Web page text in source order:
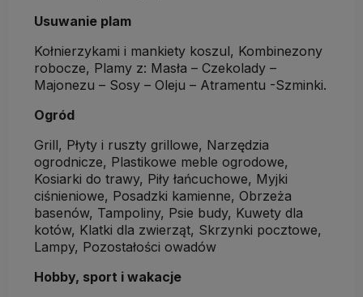
Usuwanie plam
Kołnierzykami i mankiety koszul, Kombinezony
robocze, Plamy z: Masła – Czekolady –
Majonezu – Sosy – Oleju – Atramentu -Szminki.
Ogród
Grill, Płyty i ruszty grillowe, Narzędzia
ogrodnicze, Plastikowe meble ogrodowe,
Kosiarki do trawy, Piły łańcuchowe, Myjki
ciśnieniowe, Posadzki kamienne, Obrzeża
basenów, Tampoliny, Psie budy, Kuwety dla
kotów, Klatki dla zwierząt, Skrzynki pocztowe,
Lampy, Pozostałości owadów
Hobby, sport i wakacje